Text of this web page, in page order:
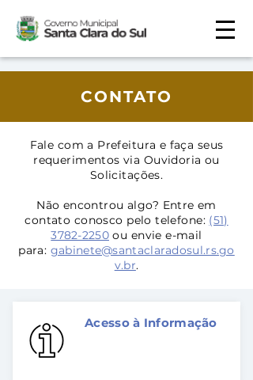
CONTATO
Fale com a Prefeitura e faça seus
requerimentos via Ouvidoria ou
Solicitações.
Não encontrou algo? Entre em
contato conosco pelo telefone: (51)
3782-2250ou envie e-mail
para: gabinete@santaclaradosul.rs.go
v.br.
Acesso à Informação